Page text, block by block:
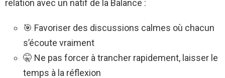
relation avec un natif de la Balance :
🎯 Favoriser des discussions calmes où chacun
s’écoute vraiment
🤫 Ne pas forcer à trancher rapidement, laisser le
temps à la réflexion